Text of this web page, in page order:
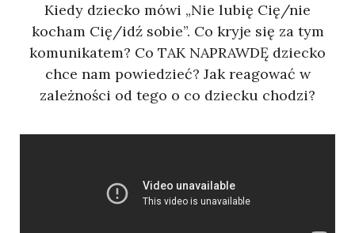
Kiedy dziecko mówi „Nie lubię Cię/nie
kocham Cię/idź sobie”. Co kryje się za tym
komunikatem? Co TAK NAPRAWDĘ dziecko
chce nam powiedzieć? Jak reagować w
zależności od tego o co dziecku chodzi?